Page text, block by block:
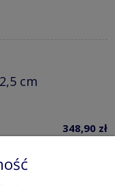
cm
348,90 zł